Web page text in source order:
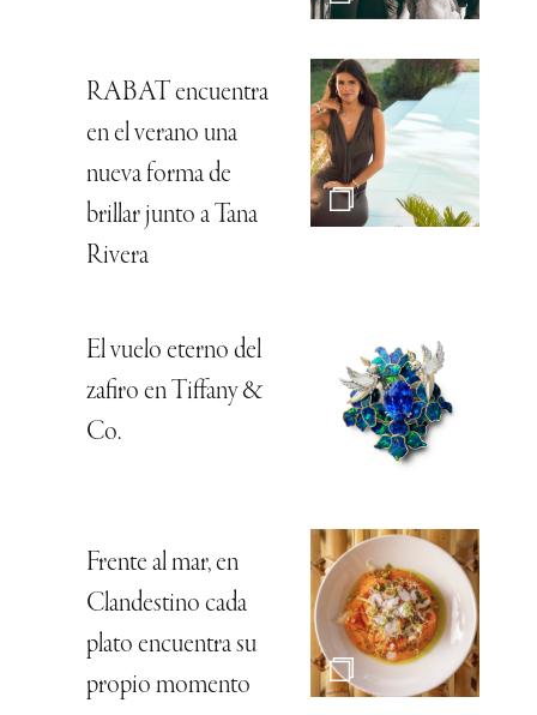
RABAT encuentra
en el verano una
nueva forma de
brillar junto a Tana
Rivera
El vuelo eterno del
zafiro en Tiffany &
Co.
Frente al mar, en
Clandestino cada
plato encuentra su
propio momento